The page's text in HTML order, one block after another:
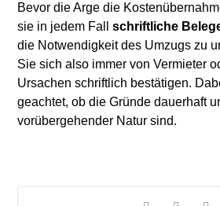
Bevor die Arge die
sie in jedem Fallschriftliche
die Notwendigkeit des Umzugs zu
Sie sich also immer von Vermieter
Ursachen schriftlich bestätigen.
geachtet, ob die Gründe dauerhaft
vorübergehender Natur sind.